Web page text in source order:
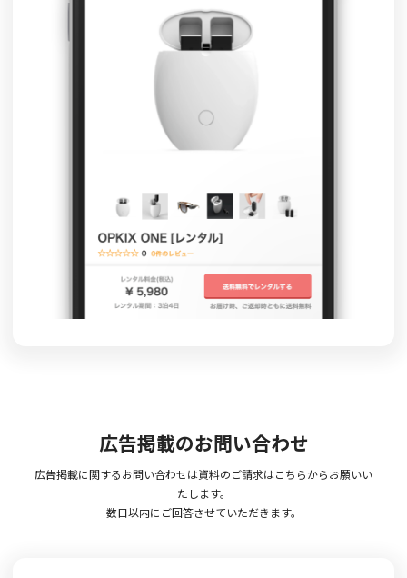
広告掲載のお問い合わせ
広告掲載に関するお問い合わせは資料のご請求はこちらからお願いい
たします。
数日以内にご回答させていただきます。